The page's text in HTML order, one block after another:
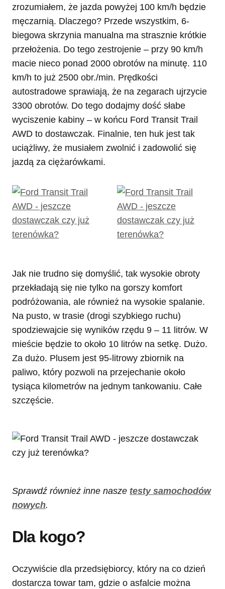
zrozumiałem, że jazda powyżej 100 km/h będzie
męczarnią. Dlaczego? Przede wszystkim, 6-
biegowa skrzynia manualna ma strasznie krótkie
przełożenia. Do tego zestrojenie – przy 90 km/h
macie nieco ponad 2000 obrotów na minutę. 110
km/h to już 2500 obr./min. Prędkości
autostradowe sprawiają, że na zegarach ujrzycie
3300 obrotów. Do tego dodajmy dość słabe
wyciszenie kabiny – w końcu Ford Transit Trail
AWD to dostawczak. Finalnie, ten huk jest tak
uciążliwy, że musiałem zwolnić i zadowolić się
jazdą za ciężarówkami.
Jak nie trudno się domyślić, tak wysokie obroty
przekładają się nie tylko na gorszy komfort
podróżowania, ale również na wysokie spalanie.
Na pusto, w trasie (drogi szybkiego ruchu)
spodziewajcie się wyników rzędu 9 – 11 litrów. W
mieście będzie to około 10 litrów na setkę. Dużo.
Za dużo. Plusem jest 95-litrowy zbiornik na
paliwo, który pozwoli na przejechanie około
tysiąca kilometrów na jednym tankowaniu. Całe
szczęście.
Sprawdź również inne nasze testy samochodów
nowych.
Dla kogo?
Oczywiście dla przedsiębiorcy, który na co dzień
dostarcza towar tam, gdzie o asfalcie można